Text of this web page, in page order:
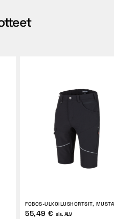
FOBOS-ULKOILUSHORTSIT,
55,49 € sis. ALV